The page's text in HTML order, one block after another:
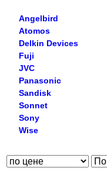
Angelbird
Atomos
Delkin Devices
Fuji
JVC
Panasonic
Sandisk
Sonnet
Sony
Wise